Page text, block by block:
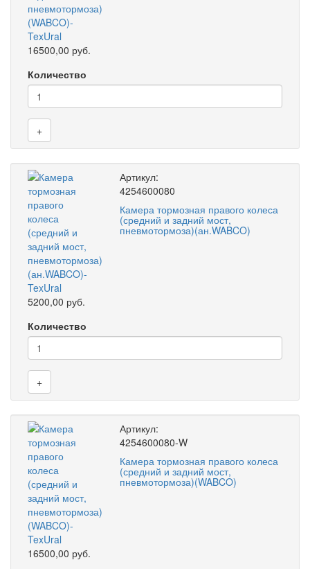
16500,00 руб.
Количество
+
Артикул:
4254600080
Камера тормозная правого колеса
(средний и задний мост,
пневмотормоза)(ан.WABCO)
5200,00 руб.
Количество
+
Артикул:
4254600080-W
Камера тормозная правого колеса
(средний и задний мост,
пневмотормоза)(WABCO)
16500,00 руб.